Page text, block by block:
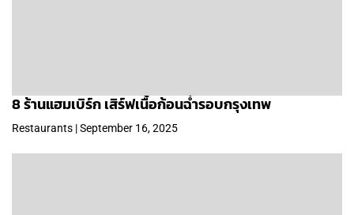
8 ร้านแฮมเบิร์ก เสิร์ฟเนื้อก้อนฉ่ำรอบกรุงเทพ
Restaurants | September 16, 2025